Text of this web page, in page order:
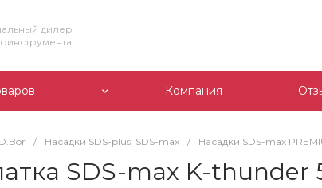
дилер
Компания
D.Bor / Насадки SDS-plus, SDS-max / Насадки SDS-max
SDS-max K-thunder